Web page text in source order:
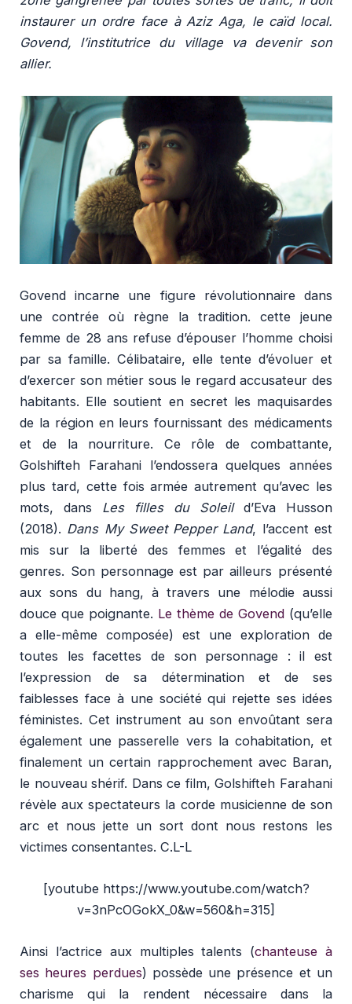
instaurer un ordre face à Aziz Aga, le caïd local.
Govend, l’institutrice du village va devenir son
allier.
Govend incarne une figure révolutionnaire dans
une contrée où règne la tradition. cette jeune
femme de 28 ans refuse d’épouser l’homme choisi
par sa famille. Célibataire, elle tente d’évoluer et
d’exercer son métier sous le regard accusateur des
habitants. Elle soutient en secret les maquisardes
de la région en leurs fournissant des médicaments
et de la nourriture. Ce rôle de combattante,
Golshifteh Farahani l’endossera quelques années
plus tard, cette fois armée autrement qu’avec les
mots, dans Les filles du Soleild’Eva Husson
(2018). Dans My Sweet Pepper Land, l’accent est
mis sur la liberté des femmes et l’égalité des
genres. Son personnage est par ailleurs présenté
aux sons du hang, à travers une mélodie aussi
douce que poignante. Le thème de Govend(qu’elle
a elle-même composée) est une exploration de
toutes les facettes de son personnage : il est
l’expression de sa détermination et de ses
faiblesses face à une société qui rejette ses idées
féministes. Cet instrument au son envoûtant sera
également une passerelle vers la cohabitation, et
finalement un certain rapprochement avec Baran,
le nouveau shérif. Dans ce film, Golshifteh Farahani
révèle aux spectateurs la corde musicienne de son
arc et nous jette un sort dont nous restons les
victimes consentantes. C.L-L
[youtube https://www.youtube.com/watch?
v=3nPcOGokX_0&w=560&h=315]
Ainsi l’actrice aux multiples talents (chanteuse à
ses heures perdues) possède une présence et un
charisme qui la rendent nécessaire dans la